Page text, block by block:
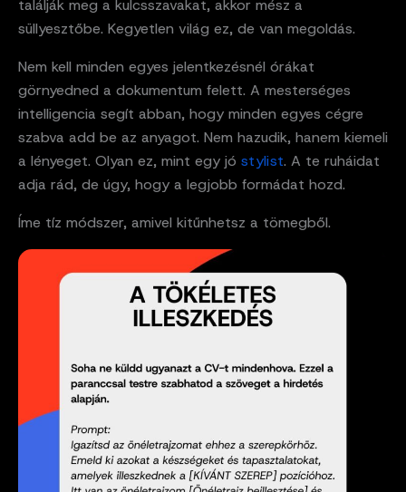
találják meg a kulcsszavakat, akkor mész a
süllyesztőbe. Kegyetlen világ ez, de van megoldás.
Nem kell minden egyes jelentkezésnél órákat
görnyedned a dokumentum felett. A mesterséges
intelligencia segít abban, hogy minden egyes cégre
szabva add be az anyagot. Nem hazudik, hanem kiemeli
a lényeget. Olyan ez, mint egy jó stylist. A te ruháidat
adja rád, de úgy, hogy a legjobb formádat hozd.
Íme tíz módszer, amivel kitűnhetsz a tömegből.